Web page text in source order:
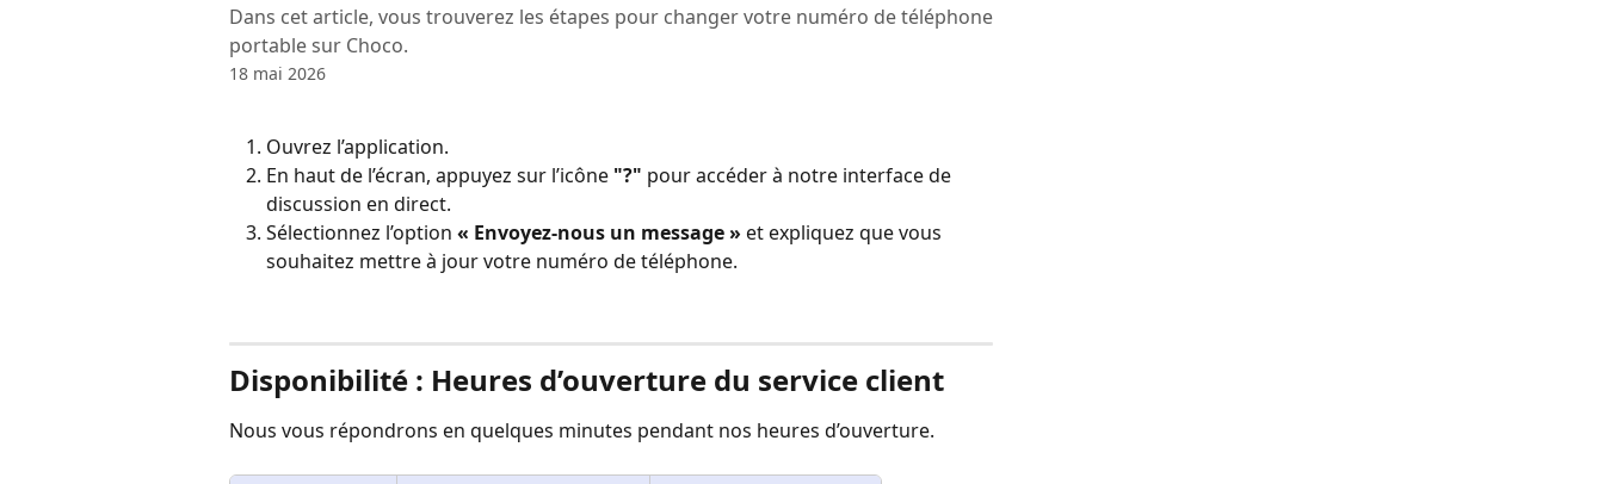
Dans cet article, vous trouverez les étapes pour changer votre numéro de téléphone
portable sur Choco.
18 mai 2026
Ouvrez l’application.
En haut de l’écran, appuyez sur l’icône "?" pour accéder à notre interface de
discussion en direct.
Sélectionnez l’option « Envoyez-nous un message » et expliquez que vous
souhaitez mettre à jour votre numéro de téléphone.
Disponibilité : Heures d’ouverture du service client
Nous vous répondrons en quelques minutes pendant nos heures d’ouverture.